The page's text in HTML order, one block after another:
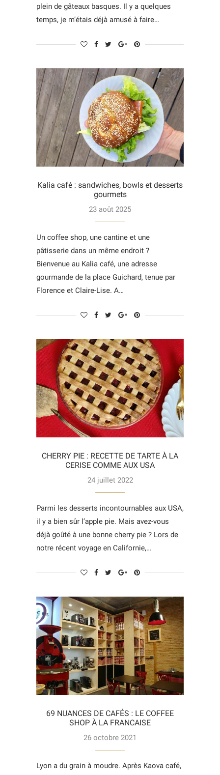
plein de gâteaux basques. Il y a quelques
temps, je m’étais déjà amusé à faire…
Kalia café : sandwiches, bowls et desserts
gourmets
23 août 2025
Un coffee shop, une cantine et une
pâtisserie dans un même endroit ?
Bienvenue au Kalia café, une adresse
gourmande de la place Guichard, tenue par
Florence et Claire-Lise. A…
CHERRY PIE : RECETTE DE TARTE À LA
CERISE COMME AUX USA
24 juillet 2022
Parmi les desserts incontournables aux USA,
il y a bien sûr l’apple pie. Mais avez-vous
déjà goûté à une bonne cherry pie ? Lors de
notre récent voyage en Californie,…
69 NUANCES DE CAFÉS : LE COFFEE
SHOP À LA FRANCAISE
26 octobre 2021
Lyon a du grain à moudre. Après Kaova café,